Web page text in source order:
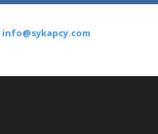
info@sykapcy.com